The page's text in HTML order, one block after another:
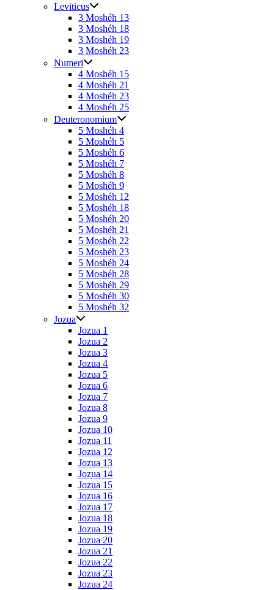
Leviticus
3 Moshéh 13
3 Moshéh 18
3 Moshéh 19
3 Moshéh 23
Numeri
4 Moshéh 15
4 Moshéh 21
4 Moshéh 23
4 Moshéh 25
Deuteronomium
5 Moshéh 4
5 Moshéh 5
5 Moshéh 6
5 Moshéh 7
5 Moshéh 8
5 Moshéh 9
5 Moshéh 12
5 Moshéh 18
5 Moshéh 20
5 Moshéh 21
5 Moshéh 22
5 Moshéh 23
5 Moshéh 24
5 Moshéh 28
5 Moshéh 29
5 Moshéh 30
5 Moshéh 32
Jozua
Jozua 1
Jozua 2
Jozua 3
Jozua 4
Jozua 5
Jozua 6
Jozua 7
Jozua 8
Jozua 9
Jozua 10
Jozua 11
Jozua 12
Jozua 13
Jozua 14
Jozua 15
Jozua 16
Jozua 17
Jozua 18
Jozua 19
Jozua 20
Jozua 21
Jozua 22
Jozua 23
Jozua 24